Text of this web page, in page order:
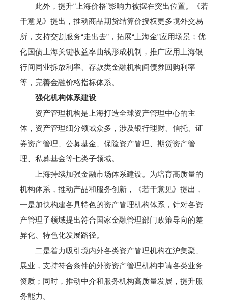
此外，提升“上海价格”影响力被摆在突出位置。《若
干意见》提出，推动商品期货结算价授权更多境外交易
所，支持交割服务“走出去”，拓展“上海金”应用场景；优
化国债上海关键收益率曲线形成机制，推广应用上海银
行间同业拆放利率、存款类金融机构间债券回购利率
等，完善金融价格指标体系。
强化机构体系建设
资产管理机构是上海打造全球资产管理中心的主
体，资产管理细分领域众多，涉及银行理财、信托、证
券资产管理、公募基金、保险资产管理、期货资产管
理、私募基金等七类子领域。
上海持续加强金融市场体系建设。为培育高质量的
机构体系，推动产品和服务创新，《若干意见》提出，
一是加快构建各具特色的资产管理机构体系，针对各资
产管理子领域提出符合国家金融管理部门政策导向的差
异化、特色化发展路径。
二是着力吸引境内外各类资产管理机构在沪集聚、
展业，支持符合条件的外资资产管理机构申请各类业务
资质；同时，推动中介和服务机构高质量发展，提升服
务能力。